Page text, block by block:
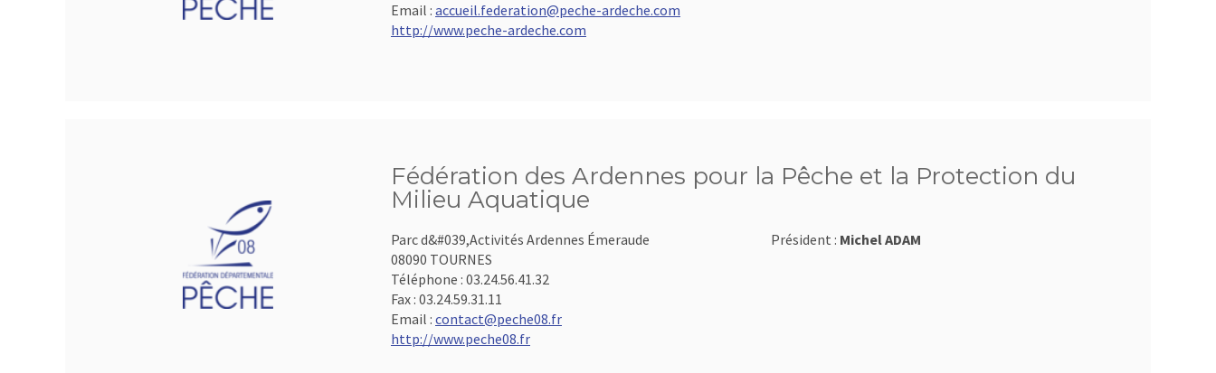
Email : accueil.federation@peche-ardeche.com
http://www.peche-ardeche.com
Fédération des Ardennes pour la Pêche et la Protection du
Milieu Aquatique
Parc d&#039,Activités Ardennes Émeraude
08090 TOURNES
Téléphone : 03.24.56.41.32
Fax : 03.24.59.31.11
Email : contact@peche08.fr
http://www.peche08.fr
Président : Michel ADAM